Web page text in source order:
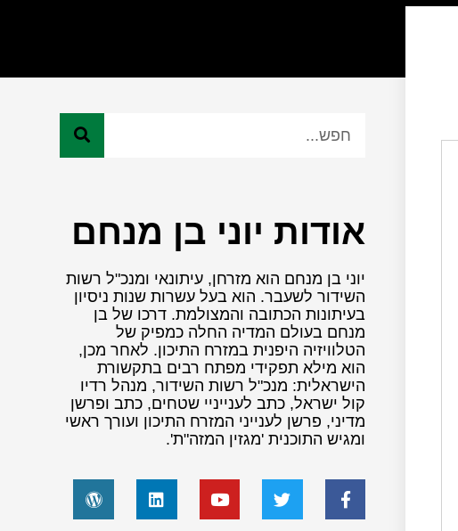
אודות יוני בן מנחם
יוני בן מנחם הוא מזרחן, עיתונאי ומנכ"ל רשות
השידור לשעבר. הוא בעל עשרות שנות ניסיון
בעיתונות הכתובה והמצולמת. דרכו של בן
מנחם בעולם המדיה החלה כמפיק של
הטלוויזיה היפנית במזרח התיכון. לאחר מכן,
הוא מילא תפקידי מפתח רבים בתקשורת
הישראלית: מנכ"ל רשות השידור, מנהל רדיו
קול ישראל, כתב לענייניי שטחים, כתב ופרשן
מדיני, פרשן לענייני המזרח התיכון ועורך ראשי
ומגיש התוכנית 'מגזין המזה"ת'.